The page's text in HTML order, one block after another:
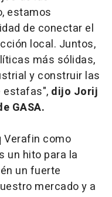
estamos
de conectar el
local. Juntos,
más sólidas,
y construir las
estafas", dijo Jorij
GASA.
Verafin como
un hito para la
un fuerte
mercado y a